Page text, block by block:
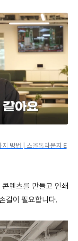
방법 | 스몰톡라운지 E
텐츠를 만들고 인쇄
길이 필요합니다.